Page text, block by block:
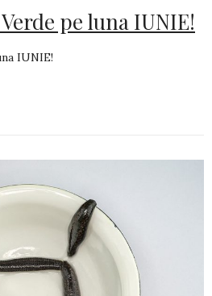
pe luna IUNIE!
IUNIE!